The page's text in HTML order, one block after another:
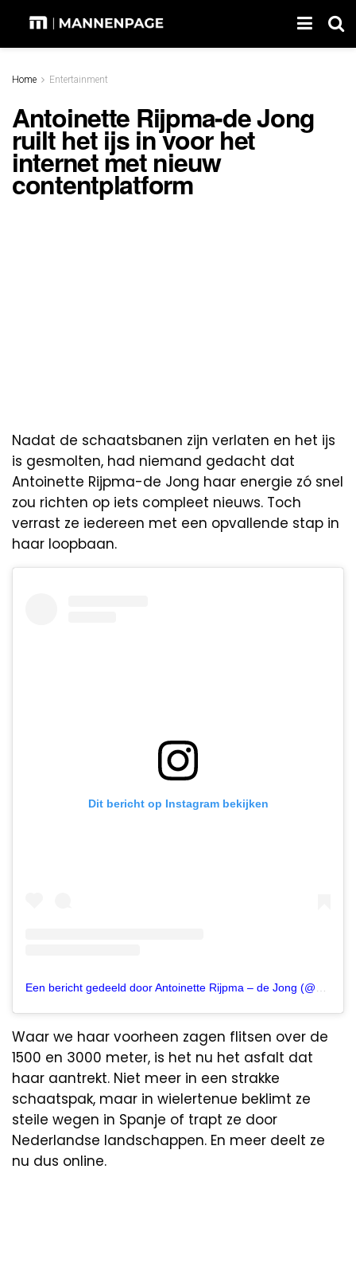
Home Entertainment
Antoinette Rijpma-de Jong
ruilt het ijs in voor het
internet met nieuw
contentplatform
Nadat de schaatsbanen zijn verlaten en het ijs
is gesmolten, had niemand gedacht dat
Antoinette Rijpma-de Jong haar energie zó snel
zou richten op iets compleet nieuws. Toch
verrast ze iedereen met een opvallende stap in
haar loopbaan.
Dit bericht op Instagram bekijken
Waar we haar voorheen zagen flitsen over de
1500 en 3000 meter, is het nu het asfalt dat
haar aantrekt. Niet meer in een strakke
schaatspak, maar in wielertenue beklimt ze
steile wegen in Spanje of trapt ze door
Nederlandse landschappen. En meer deelt ze
nu dus online.